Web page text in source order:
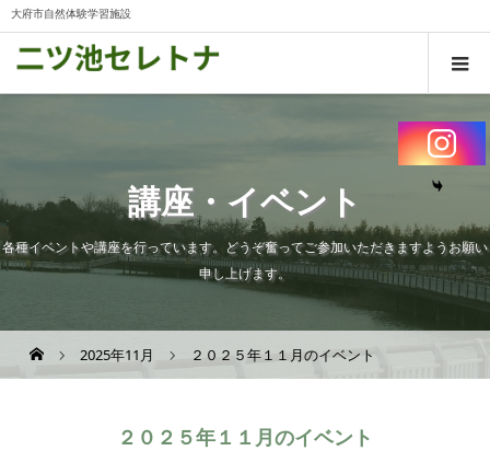
大府市自然体験学習施設
講座・イベント
各種イベントや講座を行っています。どうぞ奮ってご参加いただきますようお願い
申し上げます。
2025年11月 ２０２５年１１月のイベント
２０２５年１１月のイベント